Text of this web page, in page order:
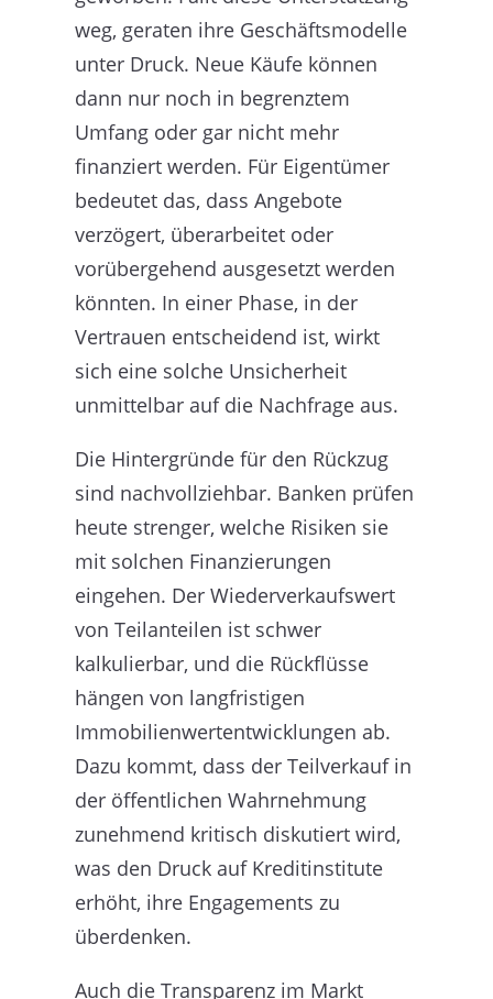
weg, geraten ihre Geschäftsmodelle
unter Druck. Neue Käufe können
dann nur noch in begrenztem
Umfang oder gar nicht mehr
finanziert werden. Für Eigentümer
bedeutet das, dass Angebote
verzögert, überarbeitet oder
vorübergehend ausgesetzt werden
könnten. In einer Phase, in der
Vertrauen entscheidend ist, wirkt
sich eine solche Unsicherheit
unmittelbar auf die Nachfrage aus.
Die Hintergründe für den Rückzug
sind nachvollziehbar. Banken prüfen
heute strenger, welche Risiken sie
mit solchen Finanzierungen
eingehen. Der Wiederverkaufswert
von Teilanteilen ist schwer
kalkulierbar, und die Rückflüsse
hängen von langfristigen
Immobilienwertentwicklungen ab.
Dazu kommt, dass der Teilverkauf in
der öffentlichen Wahrnehmung
zunehmend kritisch diskutiert wird,
was den Druck auf Kreditinstitute
erhöht, ihre Engagements zu
überdenken.
Auch die Transparenz im Markt